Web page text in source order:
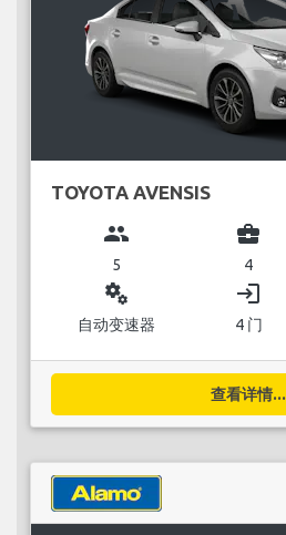
TOYOTA AVENSIS
group
5
business_center
4
miscellaneous_services
自动变速器
login
4 门
查看详情...